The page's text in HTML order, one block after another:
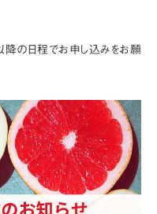
の日程でお申し込みをお願